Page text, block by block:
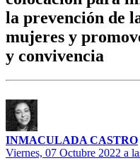
la prevención de
mujeres y
y convivencia
INMACULADA CASTRO
Viernes, 07 Octubre 2022 a